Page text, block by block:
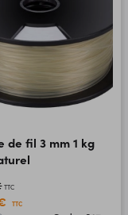
de fil 3 mm 1 kg
TTC
TTC